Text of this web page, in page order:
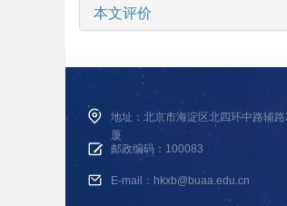
本文评价
地址：北京市海淀区北四环中路辅
厦
邮政编码：100083
E-mail：hkxb@buaa.edu.cn